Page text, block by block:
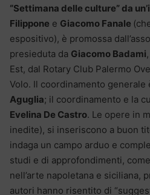
“Settimana delle culture” da
Filippone e Giacomo Fanale
espositivo), è promossa
presieduta da Giacomo Badami
Est, dal Rotary Club Palermo
Volo. Il coordinamento generale
Aguglia; il coordinamento e la
Evelina De Castro. Le opere in
inedite), si inseriscono a buon
indaga un campo arduo e
studi e di approfondimenti,
nell’arte napoletana e siciliana,
autori hanno risentito di